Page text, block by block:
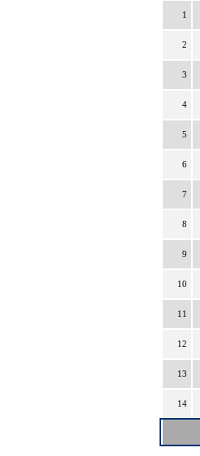
1
2
3
4
5
6
7
8
9
10
11
12
13
14